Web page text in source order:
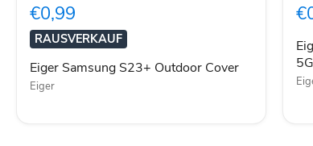
Cover
€0,99
RAUSVERKAUF
Eiger Samsung S23+ Outdoor Cover
Eiger
5G